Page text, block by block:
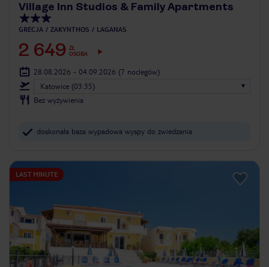
Village Inn Studios & Family Apartments
GRECJA ZAKYNTHOS LAGANAS
2 649 ZŁ
OSOBA
28.08.2026 - 04.09.2026 (7 noclegów)
Katowice (03:35)
Bez wyżywienia
doskonała baza wypadowa wyspy do zwiedzania
LAST MINUTE